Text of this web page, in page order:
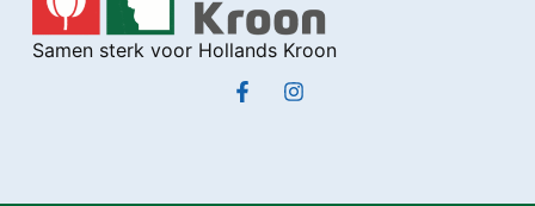
Samen sterk voor Hollands Kroon